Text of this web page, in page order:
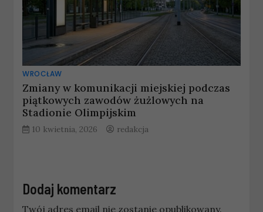
WROCŁAW
Zmiany w komunikacji miejskiej podczas
piątkowych zawodów żużlowych na
Stadionie Olimpijskim
10 kwietnia, 2026 redakcja
Dodaj komentarz
Twój adres email nie zostanie opublikowany.